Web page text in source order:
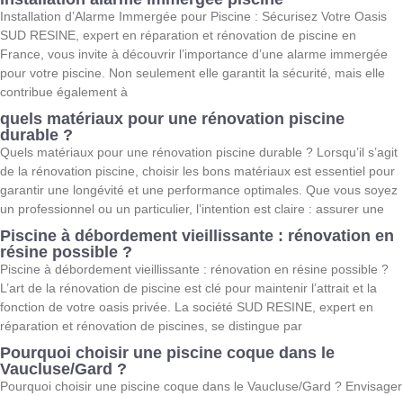
Installation d’Alarme Immergée pour Piscine : Sécurisez Votre Oasis
SUD RESINE, expert en réparation et rénovation de piscine en
France, vous invite à découvrir l’importance d’une alarme immergée
pour votre piscine. Non seulement elle garantit la sécurité, mais elle
contribue également à
quels matériaux pour une rénovation piscine
durable ?
Quels matériaux pour une rénovation piscine durable ? Lorsqu’il s’agit
de la rénovation piscine, choisir les bons matériaux est essentiel pour
garantir une longévité et une performance optimales. Que vous soyez
un professionnel ou un particulier, l’intention est claire : assurer une
Piscine à débordement vieillissante : rénovation en
résine possible ?
Piscine à débordement vieillissante : rénovation en résine possible ?
L’art de la rénovation de piscine est clé pour maintenir l’attrait et la
fonction de votre oasis privée. La société SUD RESINE, expert en
réparation et rénovation de piscines, se distingue par
Pourquoi choisir une piscine coque dans le
Vaucluse/Gard ?
Pourquoi choisir une piscine coque dans le Vaucluse/Gard ? Envisager